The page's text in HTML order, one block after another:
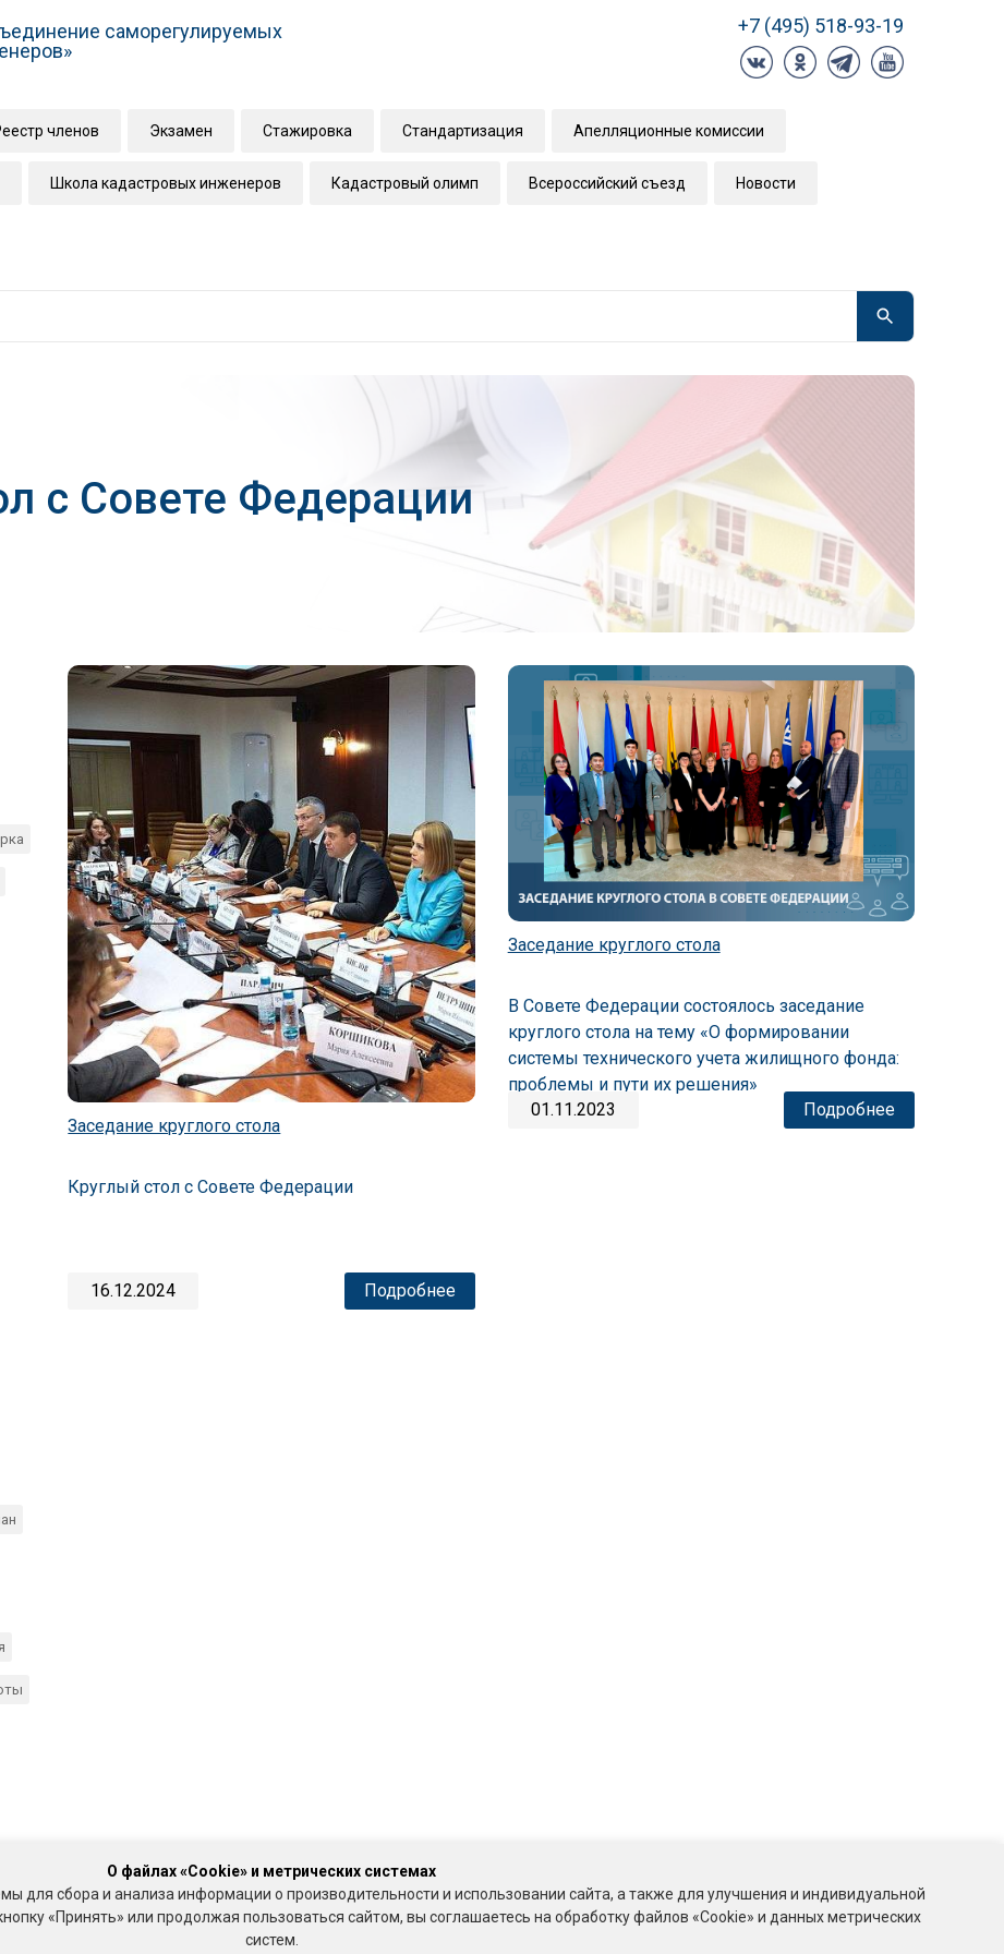
саморегулируемых
+7 (495) 518-93-19
членов Экзамен Стажировка Стандартизация Апелляционные комиссии
Школа кадастровых инженеров Кадастровый олимп Всероссийский съезд Новости
с Совете Федерации
Заседание круглого стола
Круглый стол с Совете Федерации
16.12.2024 Подробнее
Заседание круглого стола
В Совете Федерации состоялось заседание
круглого стола на тему «О формировании
системы технического учета жилищного фонда:
проблемы и пути их решения»
01.11.2023
Подробнее
О файлах «Cookie» и метрических системах
для сбора и анализа информации о производительности и использовании сайта, а также для улучшения и индивидуальной
«Принять» или продолжая пользоваться сайтом, вы соглашаетесь на обработку файлов «Cookie» и данных метрических
систем.